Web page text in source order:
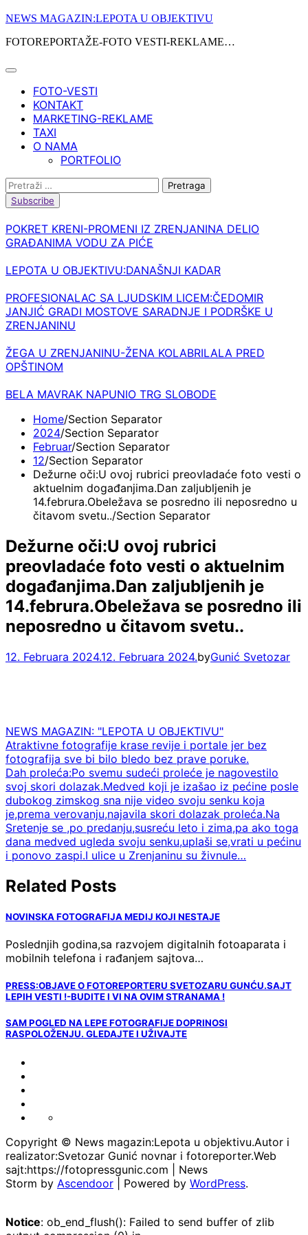
Skip
content
NEWS MAGAZIN:LEPOTA U OBJEKTIVU
FOTOREPORTAŽE-FOTO VESTI-REKLAME…
FOTO-VESTI
KONTAKT
MARKETING-REKLAME
TAXI
O NAMA
PORTFOLIO
Pretraga:
Subscribe
POKRET KRENI-PROMENI IZ ZRENJANINA DELIO
GRAĐANIMA VODU ZA PIĆE
LEPOTA U OBJEKTIVU:DANAŠNJI KADAR
PROFESIONALAC SA LJUDSKIM LICEM:ČEDOMIR
JANJIĆ GRADI MOSTOVE SARADNJE I PODRŠKE U
ZRENJANINU
ŽEGA U ZRENJANINU-ŽENA KOLABRILALA PRED
OPŠTINOM
BELA MAVRAK NAPUNIO TRG SLOBODE
Home
2024
Februar
12
Dežurne oči:U ovoj rubrici preovladaće foto vesti o
aktuelnim događanjima.Dan zaljubljenih je
14.februra.Obeležava se posredno ili neposredno u
čitavom svetu..
Dežurne oči:U ovoj rubrici
preovladaće foto vesti o aktuelnim
događanjima.Dan zaljubljenih je
14.februra.Obeležava se posredno ili
neposredno u čitavom svetu..
12. Februara 2024.12. Februara 2024.byGunić Svetozar
NEWS MAGAZIN: "LEPOTA U OBJEKTIVU"
Navigacija
članaka
Atraktivne fotografije krase revije i portale jer bez
fotografija sve bi bilo bledo bez prave poruke.
Dah proleća:Po svemu sudeći proleće je nagovestilo
svoj skori dolazak.Medved koji je izašao iz pećine posle
dubokog zimskog sna nije video svoju senku koja
je,prema verovanju,najavila skori dolazak proleća.Na
Sretenje se ,po predanju,susreću leto i zima,pa ako toga
dana medved ugleda svoju senku,uplaši se,vrati u pećinu
i ponovo zaspi.I ulice u Zrenjaninu su živnule…
Related Posts
NOVINSKA FOTOGRAFIJA MEDIJ KOJI NESTAJE
Poslednjih godina,sa razvojem digitalnih fotoaparata i
mobilnih telefona i rađanjem sajtova…
PRESS:OBJAVE O FOTOREPORTERU SVETOZARU GUNĆU.SAJT
LEPIH VESTI !-BUDITE I VI NA OVIM STRANAMA !
SAM POGLED NA LEPE FOTOGRAFIJE DOPRINOSI
RASPOLOŽENJU. GLEDAJTE I UŽIVAJTE
Copyright © News magazin:Lepota u objektivu.Autor i
realizator:Svetozar Gunić novnar i fotoreporter.Web
sajt:https://fotopressgunic.com | News
Storm by Ascendoor | Powered by WordPress.
Notice: ob_end_flush(): Failed to send buffer of zlib